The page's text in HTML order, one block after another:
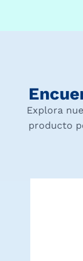
Explora
producto